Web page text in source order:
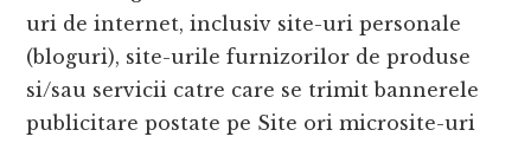
uri de internet, inclusiv site-uri personale
(bloguri), site-urile furnizorilor de produse
si/sau servicii catre care se trimit bannerele
publicitare postate pe Site ori microsite-uri